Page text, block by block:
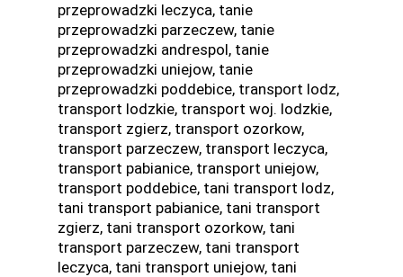
przeprowadzki leczyca, tanie
przeprowadzki parzeczew, tanie
przeprowadzki andrespol, tanie
przeprowadzki uniejow, tanie
przeprowadzki poddebice, transport lodz,
transport lodzkie, transport woj. lodzkie,
transport zgierz, transport ozorkow,
transport parzeczew, transport leczyca,
transport pabianice, transport uniejow,
transport poddebice, tani transport lodz,
tani transport pabianice, tani transport
zgierz, tani transport ozorkow, tani
transport parzeczew, tani transport
leczyca, tani transport uniejow, tani